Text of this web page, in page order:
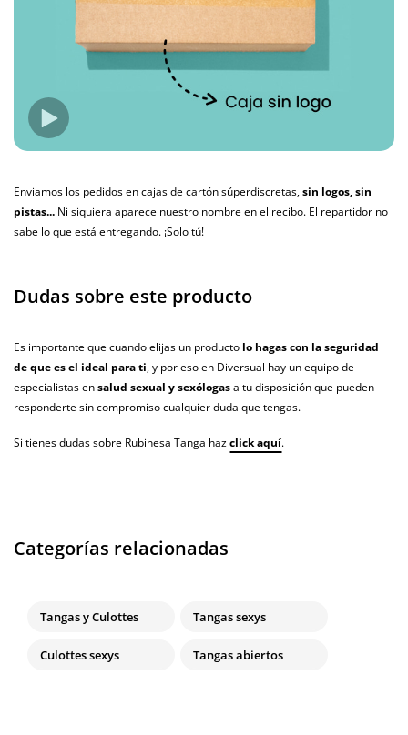
Enviamos los pedidos en cajas de cartón súperdiscretas,sin logos, sin
pistas... Ni siquiera aparece nuestro nombre en el recibo. El repartidor no
sabe lo que está entregando. ¡Solo tú!
Dudas sobre este producto
Es importante que cuando elijas un producto lo hagas con la seguridad
de que es el ideal para ti, y por eso en Diversual hay un equipo de
especialistas ensalud sexual y sexólogasa tu disposición que pueden
responderte sin compromiso cualquier duda que tengas.
Si tienes dudas sobre Rubinesa Tanga hazclick aquí.
Categorías relacionadas
Tangas y Culottes Tangas sexys
Culottes sexys Tangas abiertos